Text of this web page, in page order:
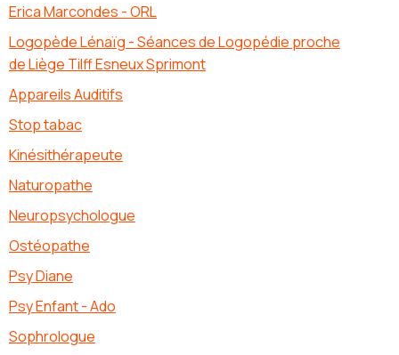
Erica Marcondes - ORL
Logopède Lénaïg - Séances de Logopédie proche
de Liège Tilff Esneux Sprimont
Appareils Auditifs
Stop tabac
Kinésithérapeute
Naturopathe
Neuropsychologue
Ostéopathe
Psy Diane
Psy Enfant - Ado
Sophrologue